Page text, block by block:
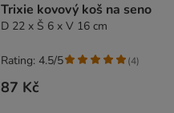
Trixie kovový koš na seno
D 22 x Š 6 x V 16 cm
87 Kč
Rating: 4.5/5 (4)